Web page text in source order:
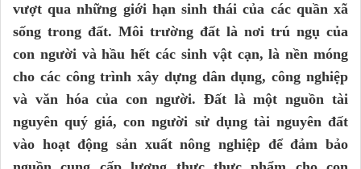
vượt qua những giới hạn sinh thái của các quần xã
sống trong đất. Môi trường đất là nơi trú ngụ của
con người và hầu hết các sinh vật cạn, là nền móng
cho các công trình xây dựng dân dụng, công nghiệp
và văn hóa của con người. Đất là một nguồn tài
nguyên quý giá, con người sử dụng tài nguyên đất
vào hoạt động sản xuất nông nghiệp để đảm bảo